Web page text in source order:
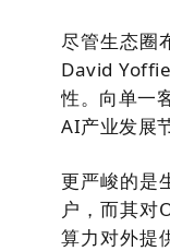
尽管生态圈
David
性。向单一
AI产业发展
更严峻的是
户，而其
算力对外提